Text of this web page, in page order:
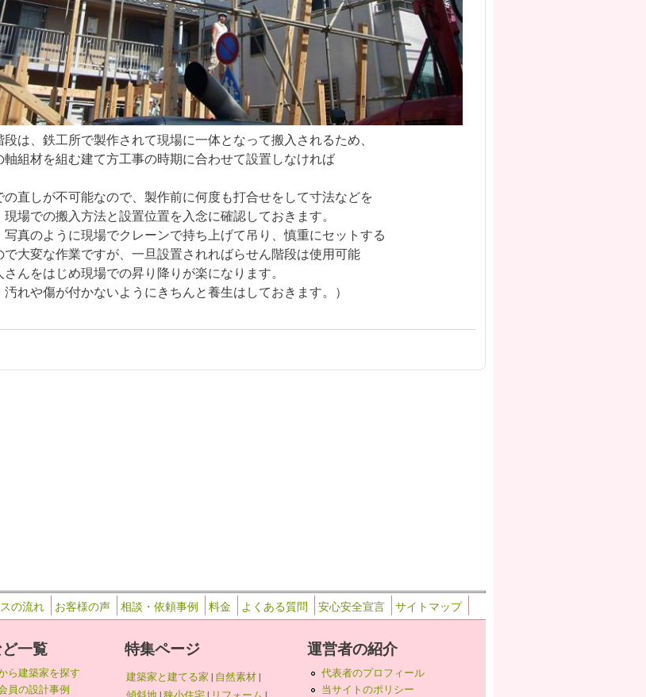
は、鉄工所で製作されて現場に一体となって搬入されるため、
軸組材を組む建て方工事の時期に合わせて設置しなければ
の直しが不可能なので、製作前に何度も打合せをして寸法などを
場での搬入方法と設置位置を入念に確認しておきます。
写真のように現場でクレーンで持ち上げて吊り、慎重にセットする
で大変な作業ですが、一旦設置されればらせん階段は使用可能
んをはじめ現場での昇り降りが楽になります。
汚れや傷が付かないようにきちんと養生はしておきます。）
の流れ お客様の声 相談・依頼事例 料金 よくある質問 安心安全宣言 サイトマップ
一覧
ら建築家を探す
員の設計事例
特集ページ
建築家と建てる家 | 自然素材|
運営者の紹介
代表者のプロフィール
当サイトのポリシー